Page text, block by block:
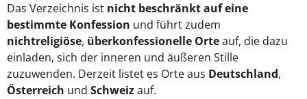
Das Verzeichnis ist nicht beschränkt auf eine
bestimmte Konfession und führt zudem
nichtreligiöse, überkonfessionelle Orteauf, die dazu
einladen, sich der inneren und äußeren Stille
zuzuwenden. Derzeit listet es Orte aus Deutschland,
Österreich und Schweizauf.